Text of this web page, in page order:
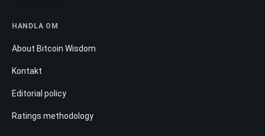
HANDLA OM
About Bitcoin Wisdom
Kontakt
Editorial policy
Ratings methodology